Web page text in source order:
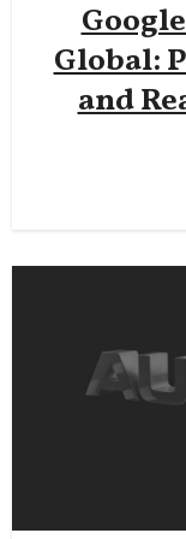
Global:
and